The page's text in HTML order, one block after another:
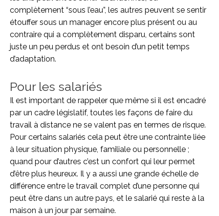
complètement “sous l’eau”, les autres peuvent se sentir
étouffer sous un manager encore plus présent ou au
contraire qui a complètement disparu, certains sont
juste un peu perdus et ont besoin d’un petit temps
d’adaptation.
Pour les salariés
Il est important de rappeler que même si il est encadré
par un cadre législatif, toutes les façons de faire du
travail à distance ne se valent pas en termes de risque.
Pour certains salariés cela peut être une contrainte liée
à leur situation physique, familiale ou personnelle ;
quand pour d’autres c’est un confort qui leur permet
d’être plus heureux. Il y a aussi une grande échelle de
différence entre le travail complet d’une personne qui
peut être dans un autre pays, et le salarié qui reste à la
maison à un jour par semaine.